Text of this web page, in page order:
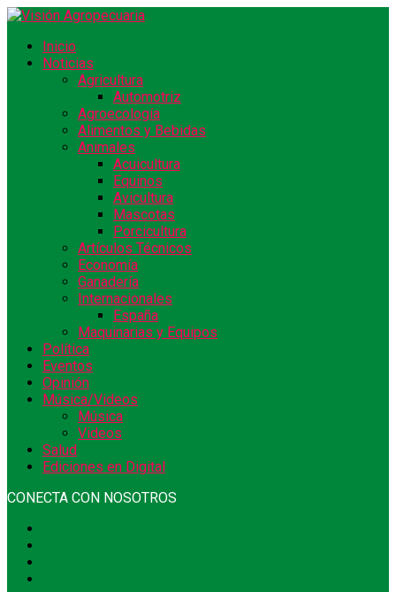
Inicio
Noticias
Agricultura
Automotriz
Agroecología
Alimentos y Bebidas
Animales
Acuicultura
Equinos
Avicultura
Mascotas
Porcicultura
Artículos Técnicos
Economía
Ganadería
Internacionales
España
Maquinarias y Equipos
Política
Eventos
Opinión
Música/Videos
Música
Videos
Salud
Ediciones en Digital
CONECTA CON NOSOTROS